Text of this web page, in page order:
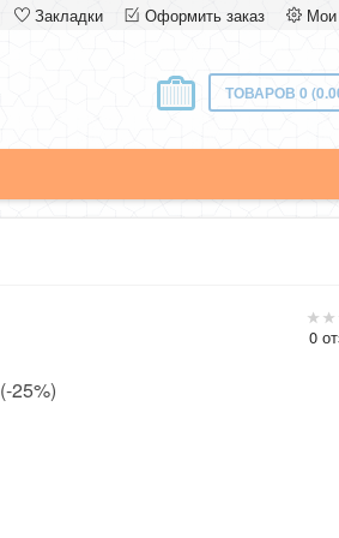
Закладки Оформить заказ Мои
ТОВАРОВ 0
0
25%)